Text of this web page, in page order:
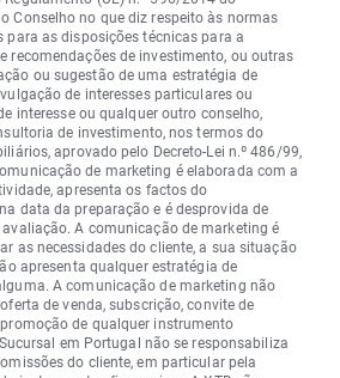
Conselho no que diz respeito às normas
para as disposições técnicas para a
recomendações de investimento, ou outras
ou sugestão de uma estratégia de
de interesses particulares ou
interesse ou qualquer outro conselho,
de investimento, nos termos do
aprovado pelo Decreto-Lei n.º 486/99,
de marketing é elaborada com a
apresenta os factos do
data da preparação e é desprovida de
A comunicação de marketing é
as necessidades do cliente, a sua situação
apresenta qualquer estratégia de
A comunicação de marketing não
de venda, subscrição, convite de
de qualquer instrumento
em Portugal não se responsabiliza
do cliente, em particular pela